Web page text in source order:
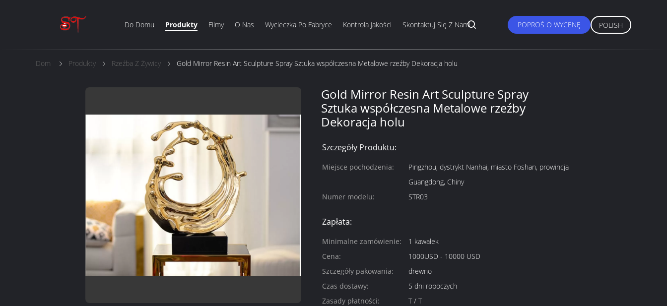
Do Domu Produkty Filmy O Nas Wycieczka Po Fabryce Kontrola Jakości Skontaktuj Się Z Nami POPROŚ O WYCENĘ POLISH
Dom Produkty Rzeźba Z Żywicy Gold Mirror Resin Art Sculpture Spray Sztuka współczesna Metalowe rzeźby Dekoracja holu
Gold Mirror Resin Art Sculpture Spray
Sztuka współczesna Metalowe rzeźby
Dekoracja holu
Szczegóły Produktu:
Miejsce pochodzenia:
Pingzhou, dystrykt Nanhai, miasto Foshan, prowincja
Guangdong, Chiny
Numer modelu:
STR03
Zapłata:
Minimalne zamówienie:
1 kawałek
Cena:
1000USD - 10000 USD
Szczegóły pakowania:
drewno
Czas dostawy:
5 dni roboczych
Zasady płatności:
T / T